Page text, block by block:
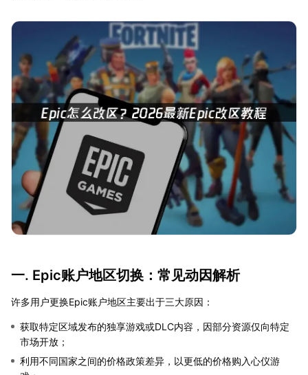
一. Epic账户地区切换：常见动因解析
许多用户更换Epic账户地区主要出于三大原因：
获取特定区域发布的独享游戏或DLC内容，因部分资源仅向特定
市场开放；
利用不同国家之间的价格政策差异，以更低的价格购入心仪游